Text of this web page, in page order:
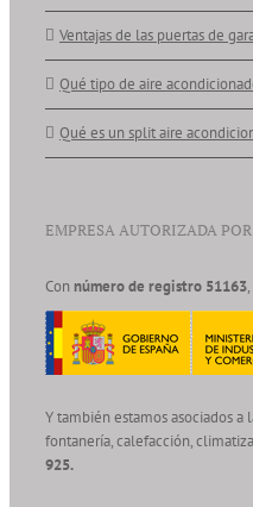
Ventajas de las puertas de
Qué tipo de aire
Qué es un split aire
EMPRESA AUTORIZADA
Con número de registro 51163
Y también estamos asociados a
fontanería, calefacción,
925.